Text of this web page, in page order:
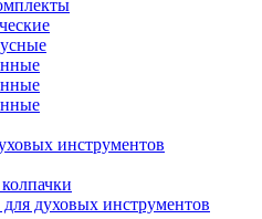
инструментов
духовых инструментов